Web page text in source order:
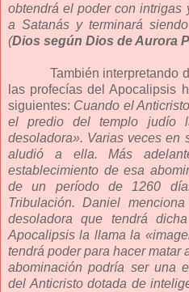
obtendrá el poder con intrigas
a Satanás y terminará
(Dios según Dios de Aurora
También interpretando
las profecías del Apocalipsis
siguientes: Cuando el
el predio del templo judío
desoladora». Varias veces en
aludió a ella. Más
establecimiento de esa
de un período de 1260
Tribulación. Daniel
desoladora que tendrá
Apocalipsis la llama la
tendrá poder para hacer matar
abominación podría ser una
del Anticristo dotada de